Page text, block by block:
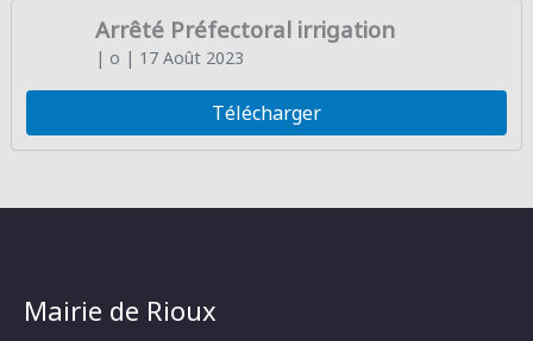
Arrêté Préfectoral irrigation
| o | 17 Août 2023
Télécharger
Mairie de Rioux